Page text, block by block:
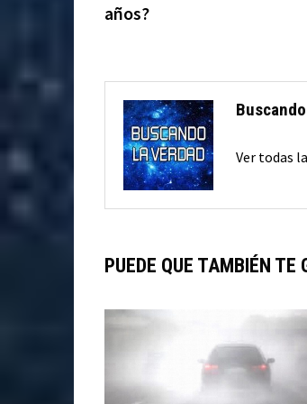
años?
Ver todas
PUEDE QUE TAMBIÉN TE